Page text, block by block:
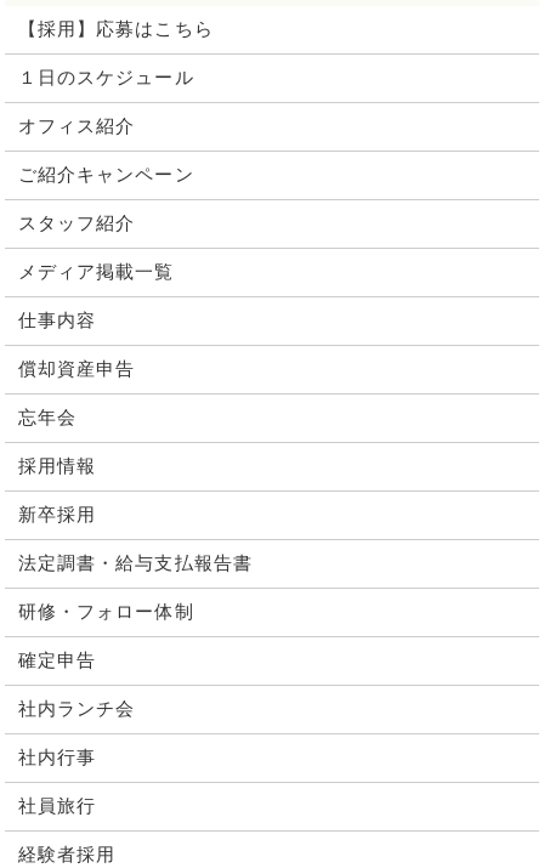
【採用】応募はこちら
１日のスケジュール
オフィス紹介
ご紹介キャンペーン
スタッフ紹介
メディア掲載一覧
仕事内容
償却資産申告
忘年会
採用情報
新卒採用
法定調書・給与支払報告書
研修・フォロー体制
確定申告
社内ランチ会
社内行事
社員旅行
経験者採用